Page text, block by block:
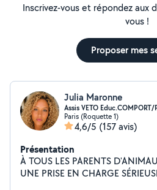
Inscrivez-vous et répondez aux
vous !
Proposer mes
Julia Maronne
Assis VETO
Paris (Roquette 1)
4,6/5 (157 avis)
Présentation
À TOUS LES PARENTS D'ANIMAUX
UNE PRISE EN CHARGE SÉRIEUSE, FAMILIALE